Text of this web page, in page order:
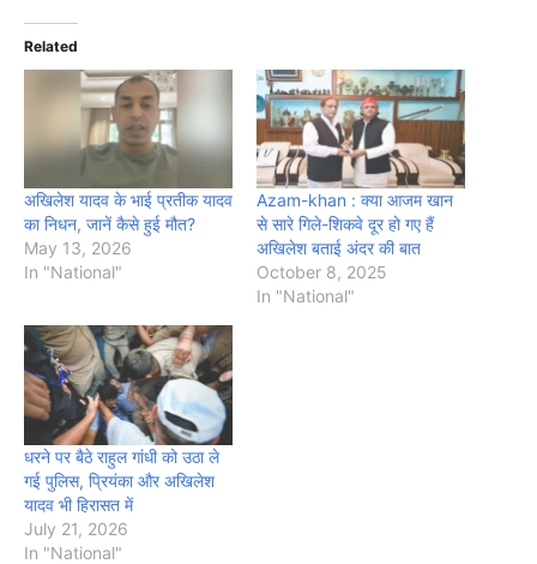
Related
अखिलेश यादव के भाई प्रतीक यादव
का निधन, जानें कैसे हुई मौत?
May 13, 2026
In "National"
Azam-khan : क्या आजम खान
से सारे गिले-शिकवे दूर हो गए हैं
अखिलेश बताई अंदर की बात
October 8, 2025
In "National"
धरने पर बैठे राहुल गांधी को उठा ले
गई पुलिस, प्रियंका और अखिलेश
यादव भी हिरासत में
July 21, 2026
In "National"